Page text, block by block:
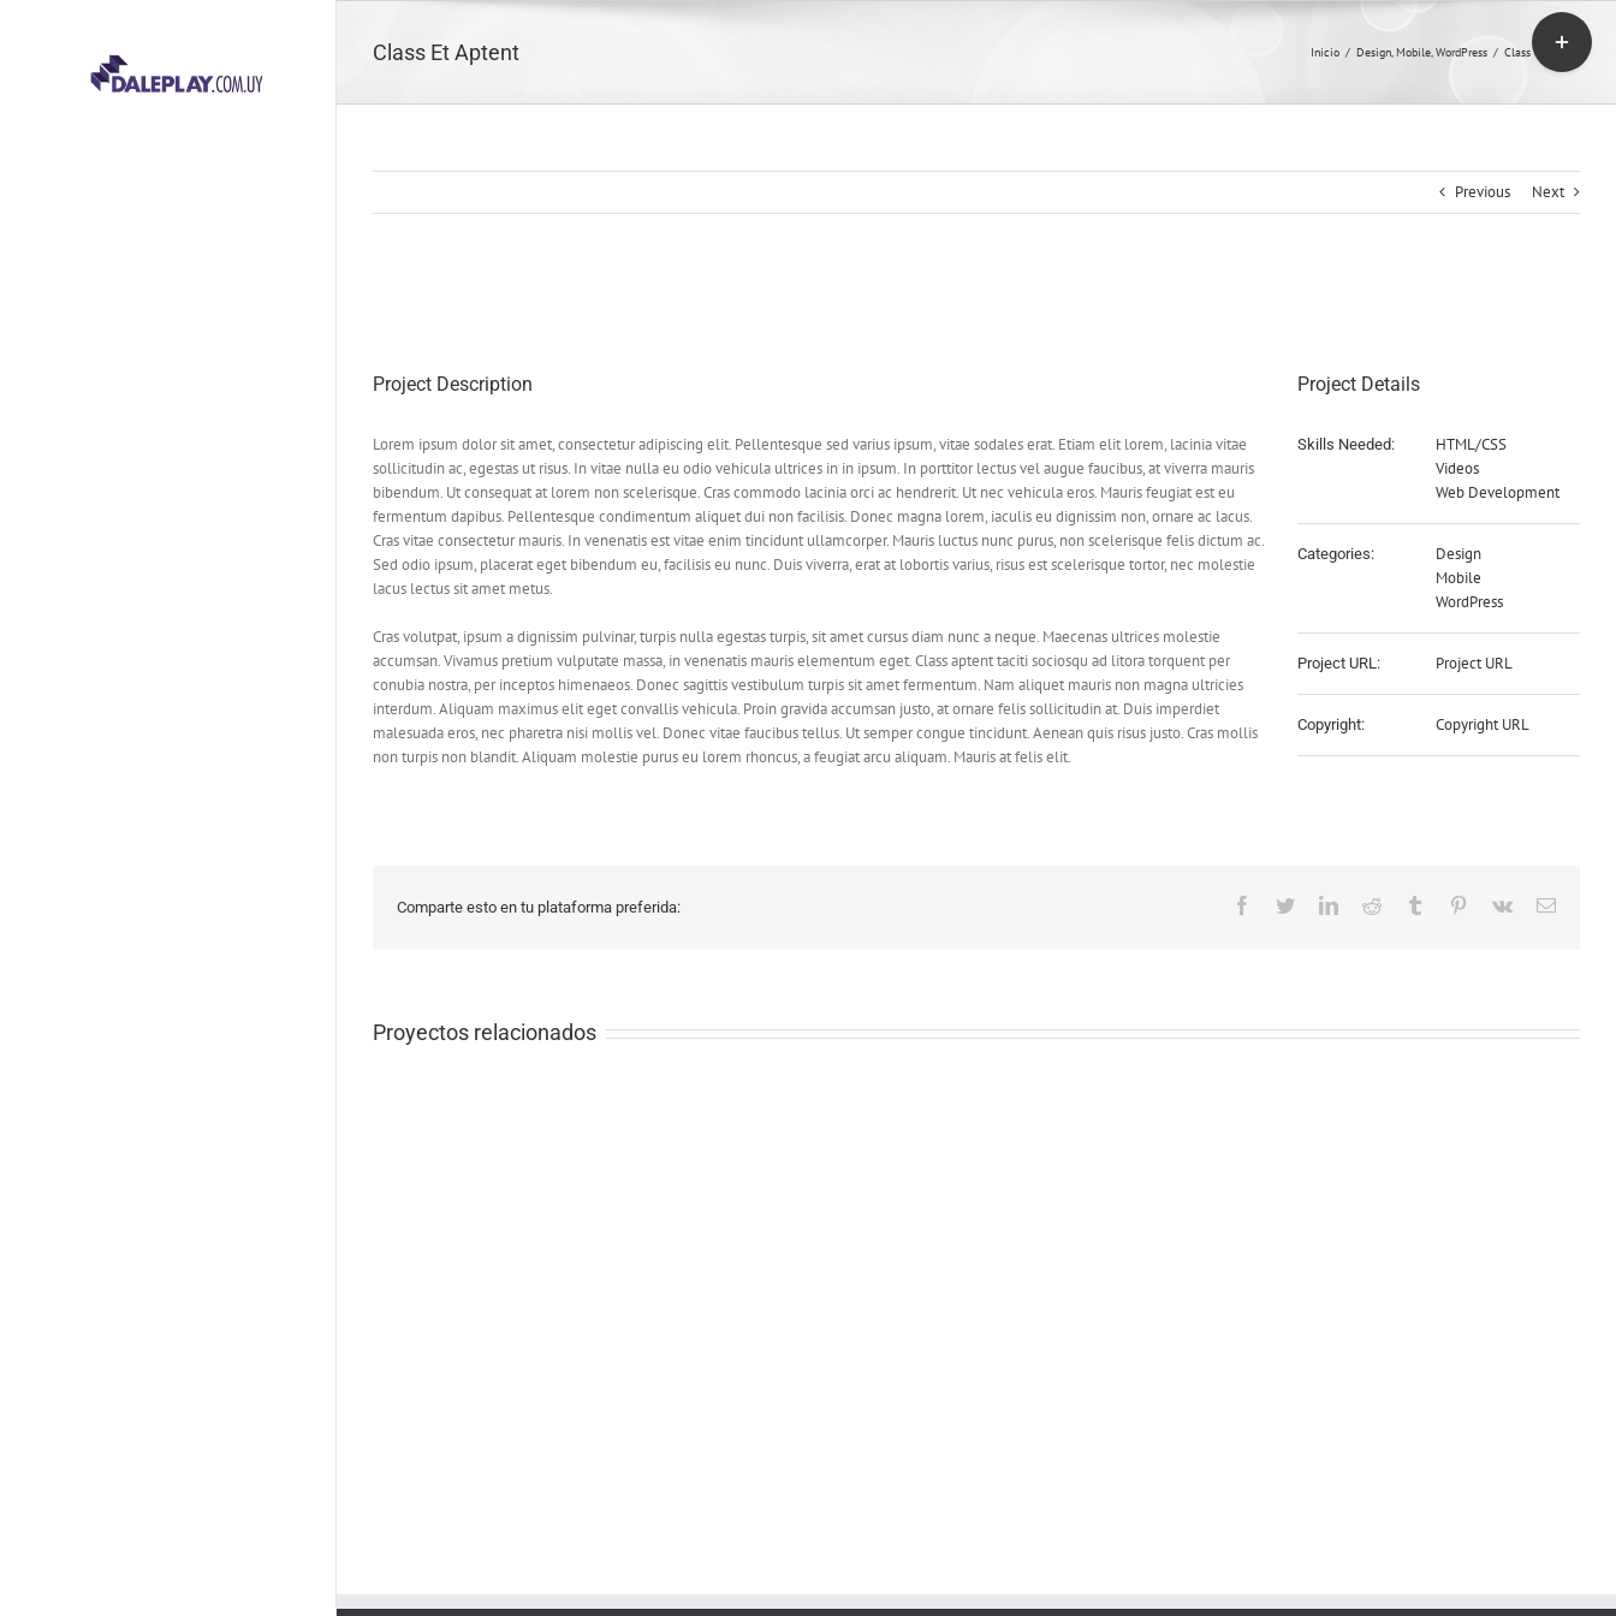
Class Et Aptent Inicio / Design,Mobile,WordPress / Class Et Aptent
Previous Next
Project Description
Lorem ipsum dolor sit amet, consectetur adipiscing elit. Pellentesque sed varius ipsum, vitae sodales erat. Etiam elit lorem, lacinia vitae
sollicitudin ac, egestas ut risus. In vitae nulla eu odio vehicula ultrices in in ipsum. In porttitor lectus vel augue faucibus, at viverra mauris
bibendum. Ut consequat at lorem non scelerisque. Cras commodo lacinia orci ac hendrerit. Ut nec vehicula eros. Mauris feugiat est eu
fermentum dapibus. Pellentesque condimentum aliquet dui non facilisis. Donec magna lorem, iaculis eu dignissim non, ornare ac lacus.
Cras vitae consectetur mauris. In venenatis est vitae enim tincidunt ullamcorper. Mauris luctus nunc purus, non scelerisque felis dictum ac.
Sed odio ipsum, placerat eget bibendum eu, facilisis eu nunc. Duis viverra, erat at lobortis varius, risus est scelerisque tortor, nec molestie
lacus lectus sit amet metus.
Cras volutpat, ipsum a dignissim pulvinar, turpis nulla egestas turpis, sit amet cursus diam nunc a neque. Maecenas ultrices molestie
accumsan. Vivamus pretium vulputate massa, in venenatis mauris elementum eget. Class aptent taciti sociosqu ad litora torquent per
conubia nostra, per inceptos himenaeos. Donec sagittis vestibulum turpis sit amet fermentum. Nam aliquet mauris non magna ultricies
interdum. Aliquam maximus elit eget convallis vehicula. Proin gravida accumsan justo, at ornare felis sollicitudin at. Duis imperdiet
malesuada eros, nec pharetra nisi mollis vel. Donec vitae faucibus tellus. Ut semper congue tincidunt. Aenean quis risus justo. Cras mollis
non turpis non blandit. Aliquam molestie purus eu lorem rhoncus, a feugiat arcu aliquam. Mauris at felis elit.
Project Details
Skills Needed:
HTML/CSS
Videos
Web Development
Categories:
Design
Mobile
WordPress
Project URL: Project URL
Copyright: Copyright URL
Comparte esto en tu plataforma preferida: Facebook
TwitterLinkedInReddit Tumblr Pinterest
Vk Email
Proyectos relacionados
Toggle
Sliding
Bar